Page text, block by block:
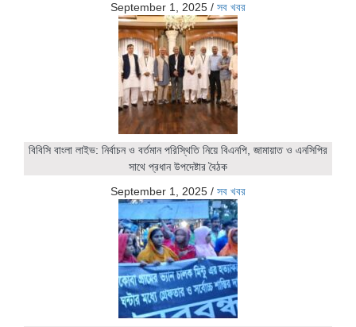
September 1, 2025 / সব খবর
বিবিসি বাংলা লাইভ: নির্বাচন ও বর্তমান পরিস্থিতি নিয়ে বিএনপি, জামায়াত ও এনসিপির
সাথে প্রধান উপদেষ্টার বৈঠক
September 1, 2025 / সব খবর